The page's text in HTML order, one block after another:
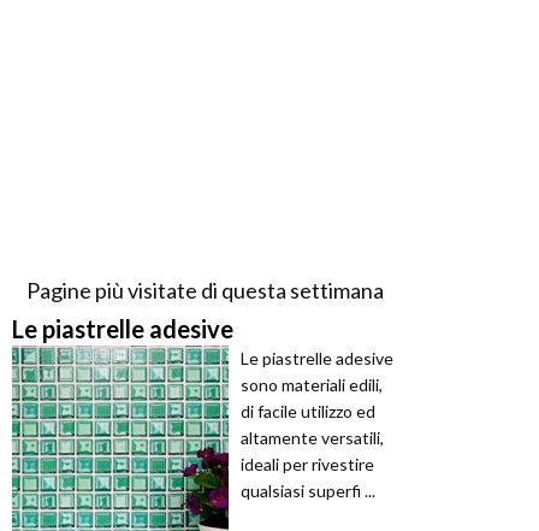
Pagine più visitate di questa settimana
Le piastrelle adesive
Le piastrelle adesive
sono materiali edili,
di facile utilizzo ed
altamente versatili,
ideali per rivestire
qualsiasi superfi ...